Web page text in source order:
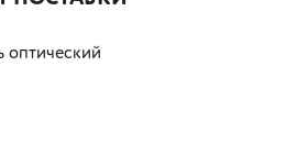
оптический